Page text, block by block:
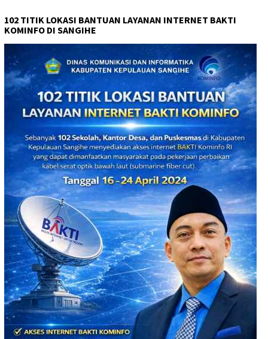
102 TITIK LOKASI BANTUAN LAYANAN INTERNET BAKTI
KOMINFO DI SANGIHE